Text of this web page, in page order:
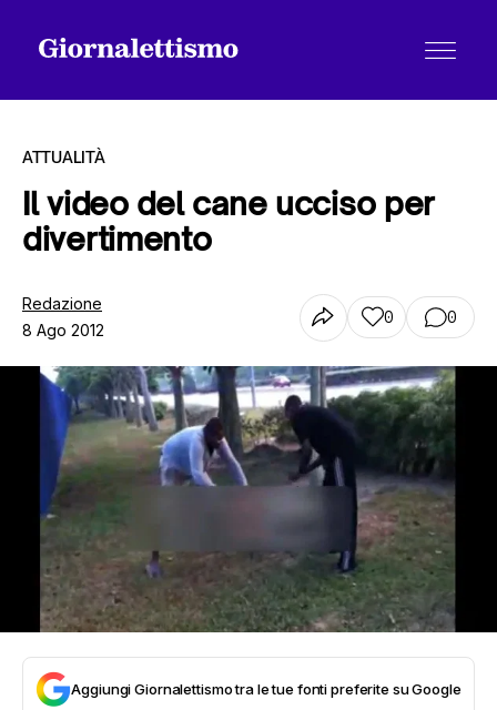
Tutti gli articoli
Chi siamo
Contatti
ATTUALITÀ
Il video del cane ucciso per
divertimento
Redazione
8 Ago 2012
0 0
Aggiungi Giornalettismo tra le tue fonti preferite su Google